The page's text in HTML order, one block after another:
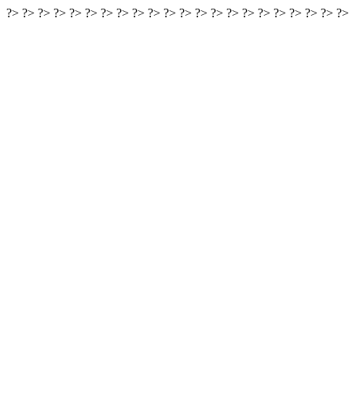
?> ?> ?> ?> ?> ?> ?> ?> ?> ?> ?> ?> ?> ?> ?> ?> ?> ?> ?> ?> ?> ?>